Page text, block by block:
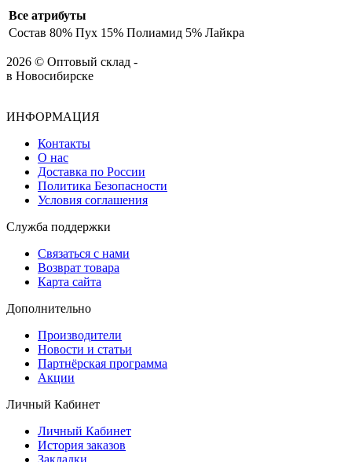
Все атрибуты
Состав 80% Пух 15% Полиамид 5% Лайкра
2026 © Оптовый склад -
в Новосибирске
ИНФОРМАЦИЯ
Контакты
О нас
Доставка по России
Политика Безопасности
Условия соглашения
Служба поддержки
Связаться с нами
Возврат товара
Карта сайта
Дополнительно
Производители
Новости и статьи
Партнёрская программа
Акции
Личный Кабинет
Личный Кабинет
История заказов